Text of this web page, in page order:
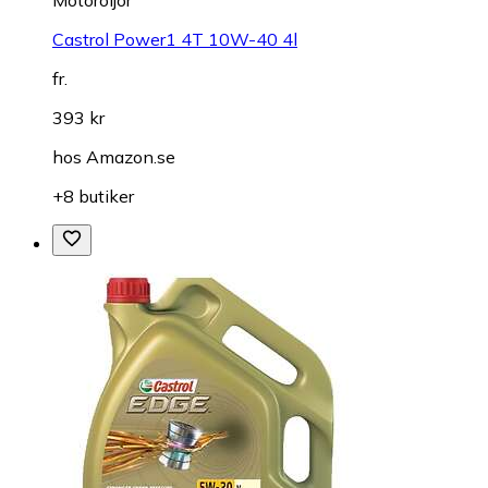
Castrol Power1 4T 10W-40 4l
fr.
393 kr
hos Amazon.se
+8 butiker